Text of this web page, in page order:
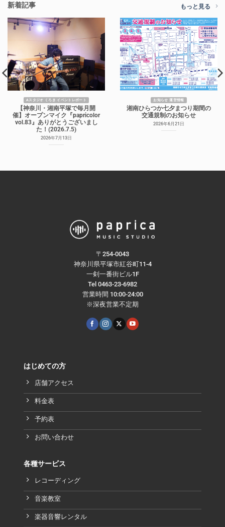
新着記事 もっと見る
Aスタジオ くろき イベントレポート
【神奈川・湘南平塚で毎月開
催】オープンマイク『papricolor
vol.83』ありがとうございまし
た！(2026.7.5)
2026年7月13日
お知らせ 運営情報
湘南ひらつか七夕まつり期間の
交通規制のお知らせ
2026年6月21日
〒254-0043
神奈川県平塚市紅谷町11-4
一剣一番街ビル1F
Tel 0463-23-6982
営業時間 10:00-24:00
※深夜営業不定期
はじめての方
店舗アクセス
料金表
予約表
お問い合わせ
各種サービス
レコーディング
音楽教室
楽器音響レンタル